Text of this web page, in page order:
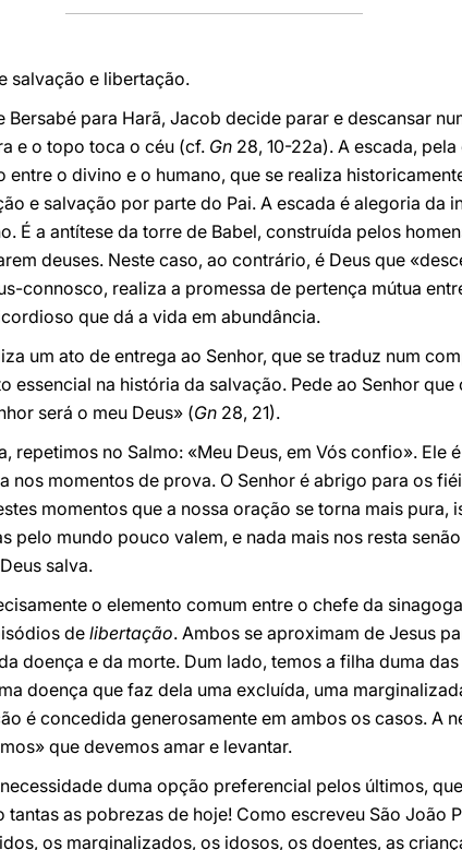
salvação e libertação.
Bersabé para Harã, Jacob decide parar e descansar
e o topo toca o céu (cf. Gn 28, 10-22a). A escada,
entre o divino e o humano, que se realiza
e salvação por parte do Pai. A escada é alegoria da
É a antítese da torre de Babel, construída pelos
deuses. Neste caso, ao contrário, é Deus que
connosco, realiza a promessa de pertença mútua
que dá a vida em abundância.
um ato de entrega ao Senhor, que se traduz num
essencial na história da salvação. Pede ao Senhor
será o meu Deus» (Gn 28, 21).
repetimos no Salmo: «Meu Deus, em Vós confio». Ele
nos momentos de prova. O Senhor é abrigo para os
momentos que a nossa oração se torna mais pura,
pelo mundo pouco valem, e nada mais nos resta
salva.
o elemento comum entre o chefe da
de libertação. Ambos se aproximam de Jesus
doença e da morte. Dum lado, temos a filha duma
doença que faz dela uma excluída, uma
é concedida generosamente em ambos os casos. A
que devemos amar e levantar.
duma opção preferencial pelos últimos,
as pobrezas de hoje! Como escreveu São João
os marginalizados, os idosos, os doentes, as